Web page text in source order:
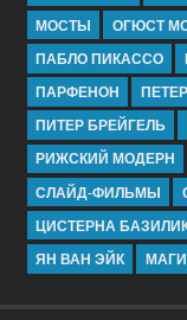
МОСТЫ
ОГЮСТ
ПАБЛО ПИКАССО
ПАРФЕНОН
ПИТЕР БРЕЙГЕЛЬ
РИЖСКИЙ МОДЕРН
СЛАЙД-ФИЛЬМЫ
ЦИСТЕРНА
ЯН ВАН ЭЙК